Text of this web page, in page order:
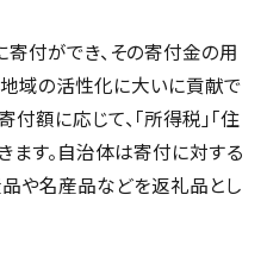
付ができ、その寄付金の用
域の活性化に大いに貢献で
付額に応じて、「所得税」「住
ます。自治体は寄付に対する
や名産品などを返礼品とし